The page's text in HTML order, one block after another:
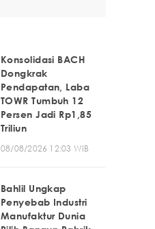
Konsolidasi BACH
Dongkrak
Pendapatan, Laba
TOWR Tumbuh 12
Persen Jadi Rp1,85
Triliun
08/08/2026 12:03 WIB
Bahlil Ungkap
Penyebab Industri
Manufaktur Dunia